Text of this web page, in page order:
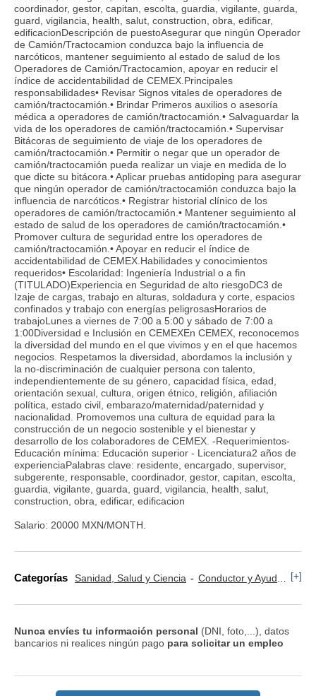
coordinador, gestor, capitan, escolta, guardia, vigilante, guarda,
guard, vigilancia, health, salut, construction, obra, edificar,
edificacionDescripción de puestoAsegurar que ningún Operador
de Camión/Tractocamion conduzca bajo la influencia de
narcóticos, mantener seguimiento al estado de salud de los
Operadores de Camión/Tractocamion, apoyar en reducir el
índice de accidentabilidad de CEMEX.Principales
responsabilidades• Revisar Signos vitales de operadores de
camión/tractocamión.• Brindar Primeros auxilios o asesoría
médica a operadores de camión/tractocamión.• Salvaguardar la
vida de los operadores de camión/tractocamión.• Supervisar
Bitácoras de seguimiento de viaje de los operadores de
camión/tractocamión.• Permitir o negar que un operador de
camión/tractocamión pueda realizar un viaje en medida de lo
que dicte su bitácora.• Aplicar pruebas antidoping para asegurar
que ningún operador de camión/tractocamión conduzca bajo la
influencia de narcóticos.• Registrar historial clínico de los
operadores de camión/tractocamión.• Mantener seguimiento al
estado de salud de los operadores de camión/tractocamión.•
Promover cultura de seguridad entre los operadores de
camión/tractocamión.• Apoyar en reducir el índice de
accidentabilidad de CEMEX.Habilidades y conocimientos
requeridos• Escolaridad: Ingeniería Industrial o a fin
(TITULADO)Experiencia en Seguridad de alto riesgoDC3 de
Izaje de cargas, trabajo en alturas, soldadura y corte, espacios
confinados y trabajo con energías peligrosasHorarios de
trabajoLunes a viernes de 7:00 a 5:00 y sábado de 7:00 a
1:00Diversidad e Inclusión en CEMEXEn CEMEX, reconocemos
la diversidad del mundo en el que vivimos y en el que hacemos
negocios. Respetamos la diversidad, abordamos la inclusión y
la no-discriminación de cualquier persona con talento,
independientemente de su género, capacidad física, edad,
orientación sexual, cultura, origen étnico, religión, afiliación
política, estado civil, embarazo/maternidad/paternidad y
nacionalidad. Promovemos una cultura de equidad para la
construcción de un negocio sostenible y el bienestar y
desarrollo de los colaboradores de CEMEX. -Requerimientos-
Educación mínima: Educación superior - Licenciatura2 años de
experienciaPalabras clave: residente, encargado, supervisor,
subgerente, responsable, coordinador, gestor, capitan, escolta,
guardia, vigilante, guarda, guard, vigilancia, health, salut,
construction, obra, edificar, edificacion
Salario: 20000 MXN/MONTH.
Categorías Sanidad, Salud y Ciencia Conductor y Ayudante Ambulancia [+]
Nunca envíes tu información personal (DNI, foto,...), datos
bancarios ni realices ningún pago para solicitar un empleo